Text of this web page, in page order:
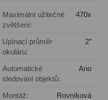
Maximální užitečné
zvětšení:
470x
Upínací průměr
okuláru:
2″
Automatické
sledování objektů:
Ano
Montáž:
Rovníková